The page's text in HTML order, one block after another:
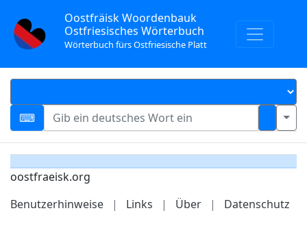
Oostfräisk Woordenbauk
Ostfriesisches Wörterbuch
Wörterbuch fürs Ostfriesische Platt
oostfraeisk.org
Benutzerhinweise
| Links | Über | Datenschutz